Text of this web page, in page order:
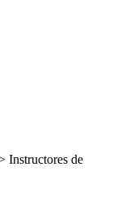
Instructores de